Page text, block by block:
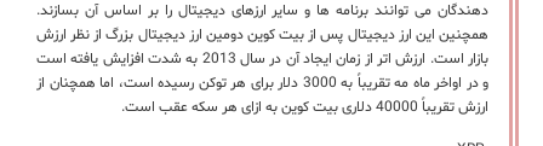
دهندگان می توانند برنامه ها و سایر ارزهای دیجیتال را بر اساس آن بسازند.
همچنین این ارز دیجیتال پس از بیت کوین دومین ارز دیجیتال بزرگ از نظر ارزش
بازار است. ارزش اتر از زمان ایجاد آن در سال 2013 به شدت افزایش یافته است
و در اواخر ماه مه تقریباً به 3000 دلار برای هر توکن رسیده است، اما همچنان از
ارزش تقریباً 40000 دلاری بیت کوین به ازای هر سکه عقب است.